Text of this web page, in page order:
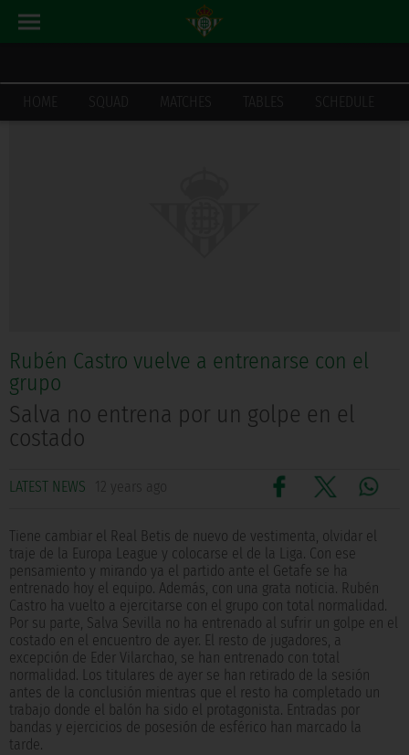
HOME SQUAD MATCHES TABLES SCHEDULE
Rubén Castro vuelve a entrenarse con el
grupo
Salva no entrena por un golpe en el
costado
LATEST NEWS 12 years ago
Tiene cambiar el Real Betis de nuevo de vestimenta, olvidar el
traje de la Europa League y colocarse el de la Liga. Con ese
pensamiento y mirando ya el partido ante el Getafe se ha
entrenado hoy el equipo. Además, con una grata noticia. Rubén
Castro ha vuelto a ejercitarse con el grupo con total normalidad.
Por su parte, Salva Sevilla no ha entrenado al sufrir un golpe en el
costado en el encuentro de ayer. El resto de jugadores, a
excepción de Eder Vilarchao, se han entrenado con total
normalidad. Los titulares de ayer se han retirado de la sesión
antes de la conclusión mientras que el resto ha completado un
trabajo donde el balón ha sido el protagonista. Entradas por
bandas y ejercicios de posesión de esférico han marcado la
tarde.